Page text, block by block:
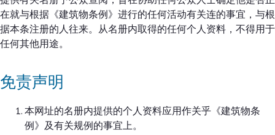
在就与根据《建筑物条例》进行的任何活动有关连的事宜，与根
据本条注册的人往来。从名册内取得的任何个人资料，不得用于
任何其他用途。
免责声明
本网址的名册内提供的个人资料应用作关乎《建筑物条
例》及有关规例的事宜上。